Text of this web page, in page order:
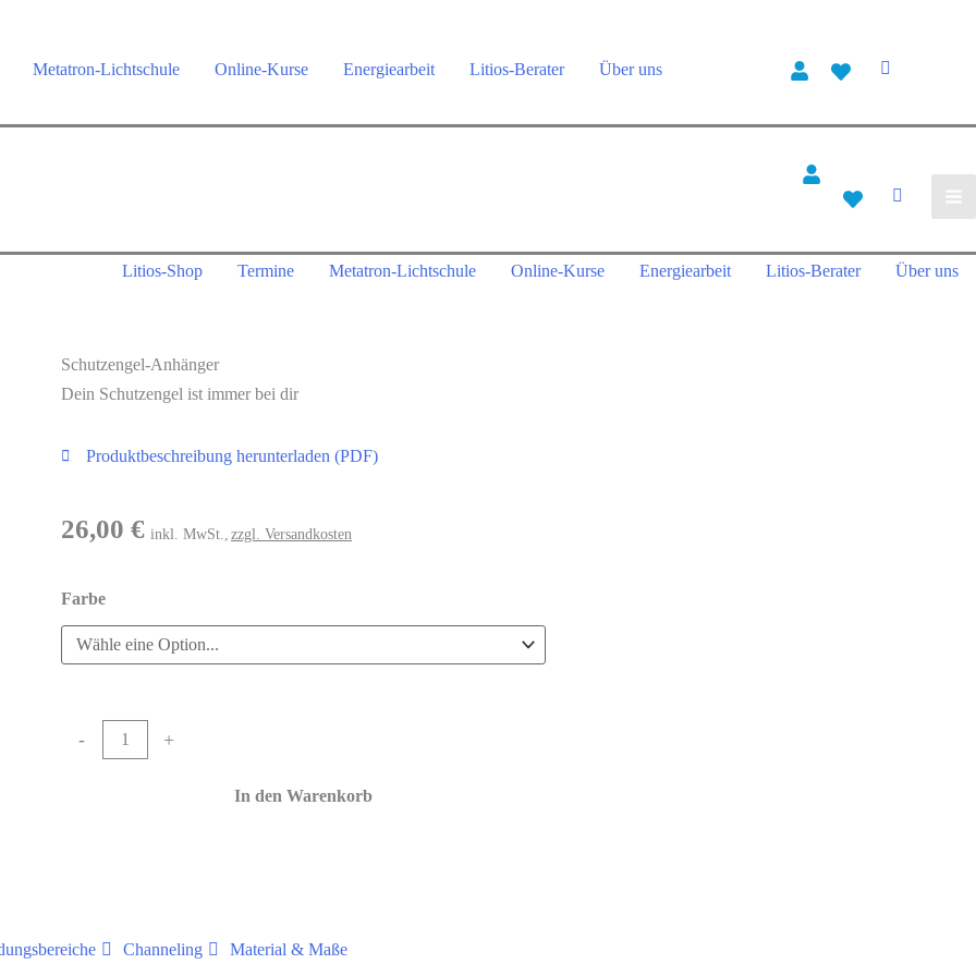
Metatron-Lichtschule Online-Kurse Energiearbeit Litios-Berater Über uns
Litios-Shop Termine Metatron-Lichtschule Online-Kurse Energiearbeit Litios-Berater Über uns
Schutzengel-Anhänger
Dein Schutzengel ist immer bei dir
Produktbeschreibung herunterladen (PDF)
26,00 € inkl. MwSt., zzgl. Versandkosten
Farbe
- +
In den Warenkorb
Channeling Material & Maße